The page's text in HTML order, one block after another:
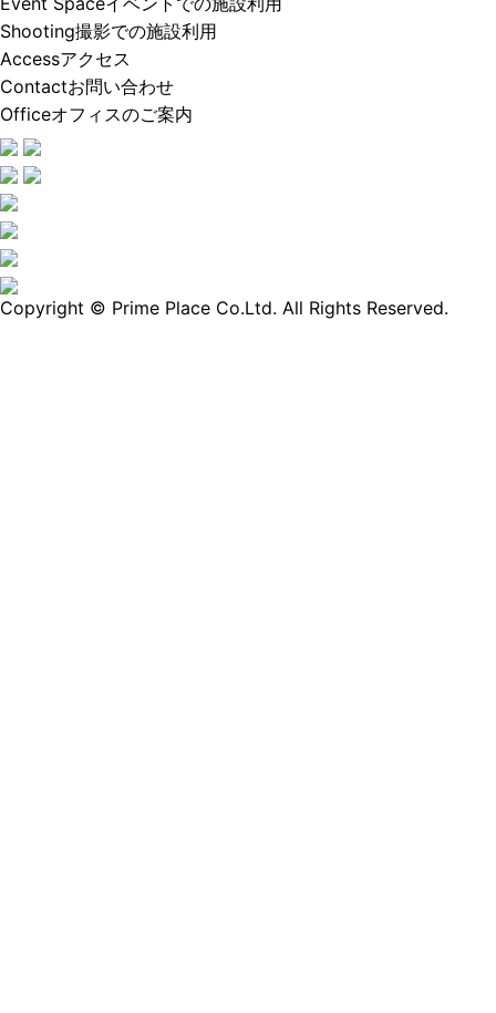
Shooting撮影での施設利用
Accessアクセス
Contactお問い合わせ
Officeオフィスのご案内
Copyright © Prime Place Co.Ltd. All Rights Reserved.